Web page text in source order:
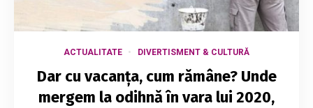
ACTUALITATE DIVERTISMENT & CULTURĂ
Dar cu vacanța, cum rămâne? Unde
mergem la odihnă în vara lui 2020,